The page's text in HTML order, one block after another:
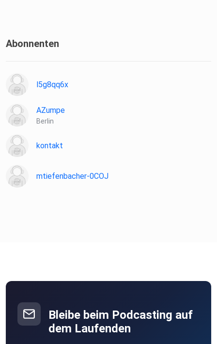
Abonnenten
l5g8qq6x
AZumpe
Berlin
kontakt
mtiefenbacher-0COJ
Bleibe beim Podcasting auf
dem Laufenden